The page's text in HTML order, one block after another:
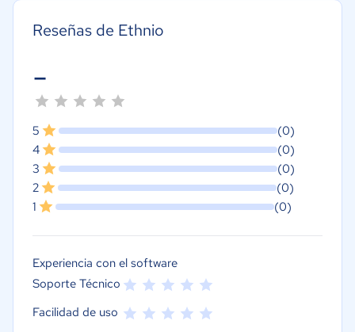
Reseñas de Ethnio
-
5
(0)
4
(0)
3
(0)
2
(0)
1
(0)
Experiencia con el software
Soporte Técnico
Facilidad de uso